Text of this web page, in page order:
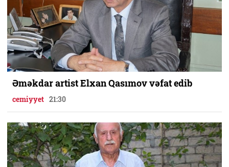
Əməkdar artist Elxan Qasımov vəfat edib
cemiyyet 21:30